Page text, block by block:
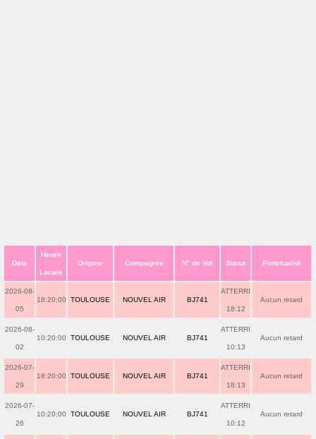
Date
Heure
Locale
Origine Compagnie N° de Vol Statut Ponctualité
2026-08-
05
18:20:00 TOULOUSE NOUVEL AIR BJ741
ATTERRI
18:12
Aucun retard
2026-08-
02
10:20:00 TOULOUSE NOUVEL AIR BJ741
ATTERRI
10:13
Aucun retard
2026-07-
29
18:20:00 TOULOUSE NOUVEL AIR BJ741
ATTERRI
18:13
Aucun retard
2026-07-
26
10:20:00 TOULOUSE NOUVEL AIR BJ741
ATTERRI
10:12
Aucun retard